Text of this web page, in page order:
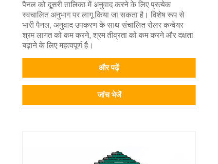
पैनल को दूसरी तालिका में अनुवाद करने के लिए प्रत्येक
स्वचालित अनुभाग पर लागू किया जा सकता है। विशेष रूप से
भारी पैनल, अनुवाद उपकरण के साथ संचालित रोलर कन्वेयर
श्रम लागत को कम करने, श्रम तीव्रता को कम करने और दक्षता
बढ़ाने के लिए महत्वपूर्ण है।
और पढ़ें
जांच भेजें